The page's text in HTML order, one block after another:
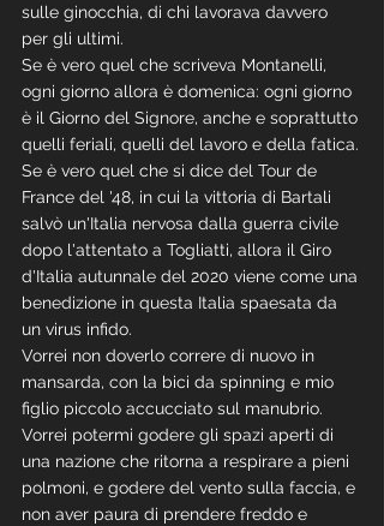
sulle ginocchia, di chi lavorava davvero
per gli ultimi.
Se è vero quel che scriveva Montanelli,
ogni giorno allora è domenica: ogni giorno
è il Giorno del Signore, anche e soprattutto
quelli feriali, quelli del lavoro e della fatica.
Se è vero quel che si dice del Tour de
France del '48, in cui la vittoria di Bartali
salvò un'Italia nervosa dalla guerra civile
dopo l'attentato a Togliatti, allora il Giro
d'Italia autunnale del 2020 viene come una
benedizione in questa Italia spaesata da
un virus infido.
Vorrei non doverlo correre di nuovo in
mansarda, con la bici da spinning e mio
figlio piccolo accucciato sul manubrio.
Vorrei potermi godere gli spazi aperti di
una nazione che ritorna a respirare a pieni
polmoni, e godere del vento sulla faccia, e
non aver paura di prendere freddo e